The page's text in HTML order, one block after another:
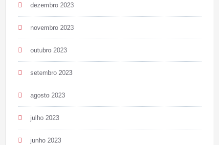
dezembro 2023
novembro 2023
outubro 2023
setembro 2023
agosto 2023
julho 2023
junho 2023